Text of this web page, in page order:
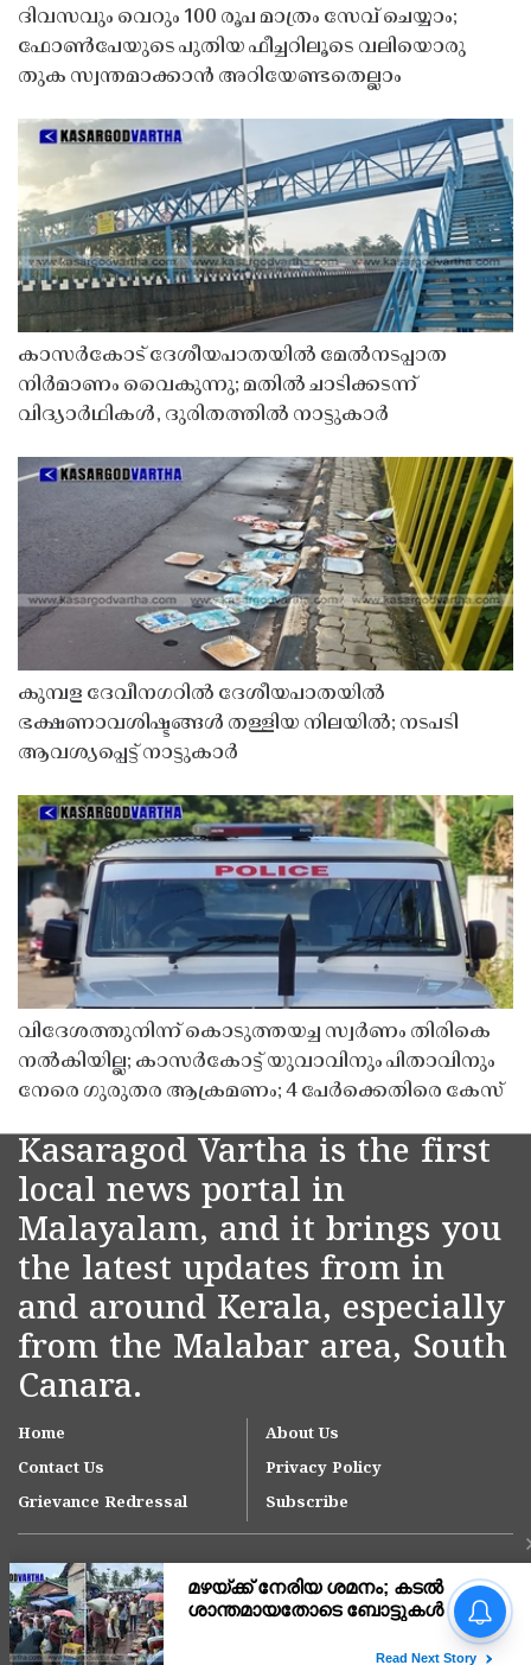
ദിവസവും വെറും 100 രൂപ മാത്രം സേവ് ചെയ്യാം;
ഫോൺപേയുടെ പുതിയ ഫീച്ചറിലൂടെ വലിയൊരു
തുക സ്വന്തമാക്കാൻ അറിയേണ്ടതെല്ലാം
കാസർകോട് ദേശീയപാതയിൽ മേൽനടപ്പാത
നിർമാണം വൈകുന്നു; മതിൽ ചാടിക്കടന്ന്
വിദ്യാർഥികൾ, ദുരിതത്തിൽ നാട്ടുകാർ
കുമ്പള ദേവീനഗറിൽ ദേശീയപാതയിൽ
ഭക്ഷണാവശിഷ്ടങ്ങൾ തള്ളിയ നിലയിൽ; നടപടി
ആവശ്യപ്പെട്ട് നാട്ടുകാർ
വിദേശത്തുനിന്ന് കൊടുത്തയച്ച സ്വർണം തിരികെ
നൽകിയില്ല; കാസർകോട്ട് യുവാവിനും പിതാവിനും
നേരെ ഗുരുതര ആക്രമണം; 4 പേർക്കെതിരെ കേസ്
Kasaragod Vartha is the first
local news portal in
Malayalam, and it brings you
the latest updates from in
and around Kerala, especially
from the Malabar area, South
Canara.
Home
About Us
Contact Us
Privacy Policy
Grievance Redressal
Subscribe